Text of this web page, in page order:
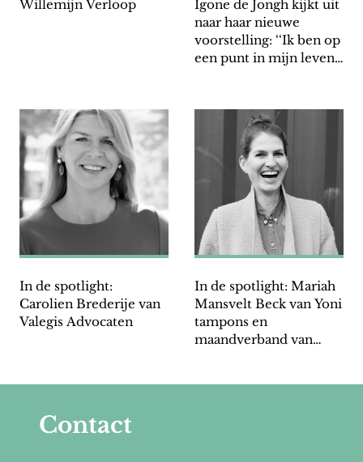
Willemijn Verloop
Igone de Jongh kijkt uit
naar haar nieuwe
voorstelling: ‘‘Ik ben op
een punt in mijn leven
In de spotlight:
Carolien Brederije van
Valegis Advocaten
In de spotlight: Mariah
Mansvelt Beck van Yoni
tampons en
maandverband van
Contact